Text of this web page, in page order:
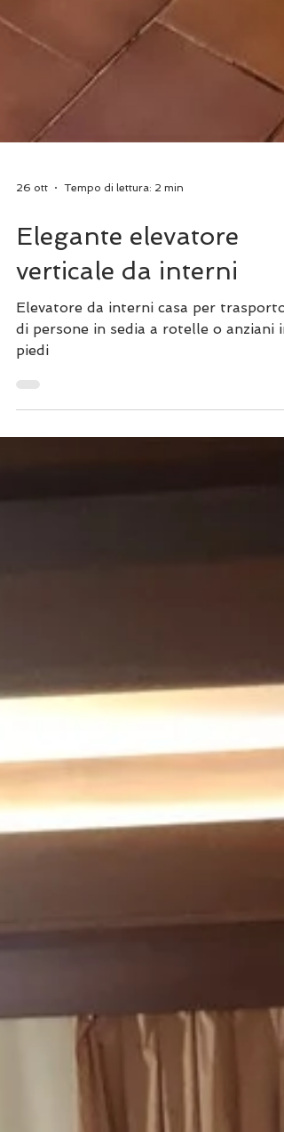
Elegante elevatore
verticale da interni
Elevatore da interni casa per trasporto
di persone in sedia a rotelle o anziani in
piedi